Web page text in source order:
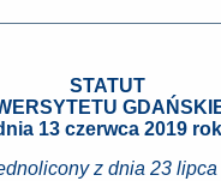
STATUT
13 czerwca 2019
z dnia 23 lipca